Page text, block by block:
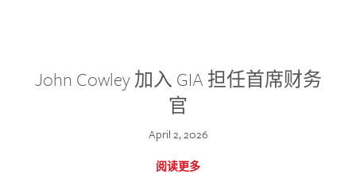
John Cowley 加入 GIA 担任首席财务
官
April 2, 2026
阅读更多